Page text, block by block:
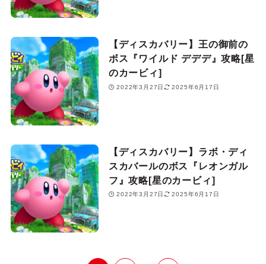
【ディスカバリー】王の御前の
ボス『ワイルド デデデ』攻略[星
のカービィ]
2022年3月27日 2025年6月17日
【ディスカバリー】ラボ・ディ
スカバールのボス『レオンガル
フ』攻略[星のカービィ]
2022年3月27日 2025年6月17日